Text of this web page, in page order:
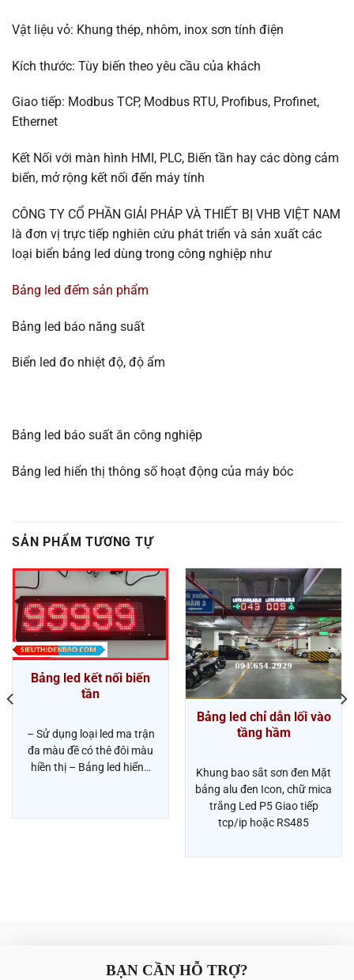
Vật liệu vỏ: Khung thép, nhôm, inox sơn tính điện
Kích thước: Tùy biến theo yêu cầu của khách
Giao tiếp: Modbus TCP, Modbus RTU, Profibus, Profinet,
Ethernet
Kết Nối với màn hình HMI, PLC, Biến tần hay các dòng cảm
biến, mở rộng kết nối đến máy tính
CÔNG TY CỔ PHẦN GIẢI PHÁP VÀ THIẾT BỊ VHB VIỆT NAM
là đơn vị trực tiếp nghiên cứu phát triển và sản xuất các
loại biển bảng led dùng trong công nghiệp như
Bảng led đếm sản phẩm
Bảng led báo năng suất
Biển led đo nhiệt độ, độ ẩm
Bảng led báo suất ăn công nghiệp
Bảng led hiển thị thông số hoạt động của máy bóc
SẢN PHẨM TƯƠNG TỰ
Bảng led kết nối biến
tần
– Sử dụng loại led ma trận
đa màu đề có thê đôi màu
hiền thị – Bảng led hiển…
Bảng led chỉ dẫn lối vào
tầng hầm
Khung bao sắt sơn đen Mặt
bảng alu đen Icon, chữ mica
trắng Led P5 Giao tiếp
tcp/ip hoặc RS485
BẠN CẦN HỖ TRỢ?